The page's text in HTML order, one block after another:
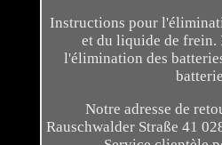
Instructions pour
et du liquide de
l'élimination des
Notre adresse de
Rauschwalder Straße 41